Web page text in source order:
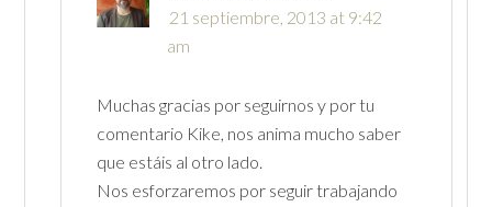
21 septiembre, 2013 at 9:42
am
Muchas gracias por seguirnos y por tu
comentario Kike, nos anima mucho saber
que estáis al otro lado.
Nos esforzaremos por seguir trabajando